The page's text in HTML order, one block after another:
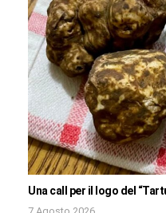
Una call per il logo del